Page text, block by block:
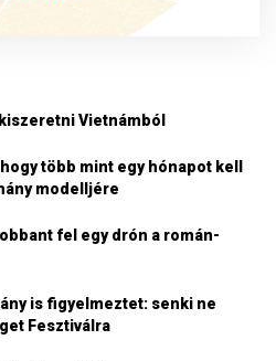
Vietnámból
több mint egy hónapot kell
modelljére
fel egy drón a román-
is figyelmeztet: senki ne
Fesztiválra